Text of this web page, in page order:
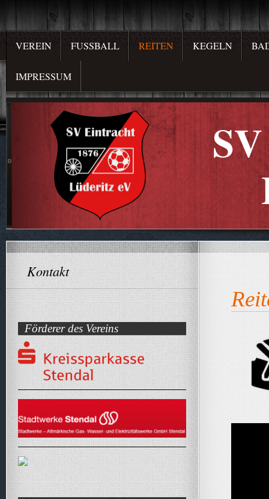
VEREIN FUSSBALL REITEN KEGELN
IMPRESSUM
Kontakt
Förderer des Vereins